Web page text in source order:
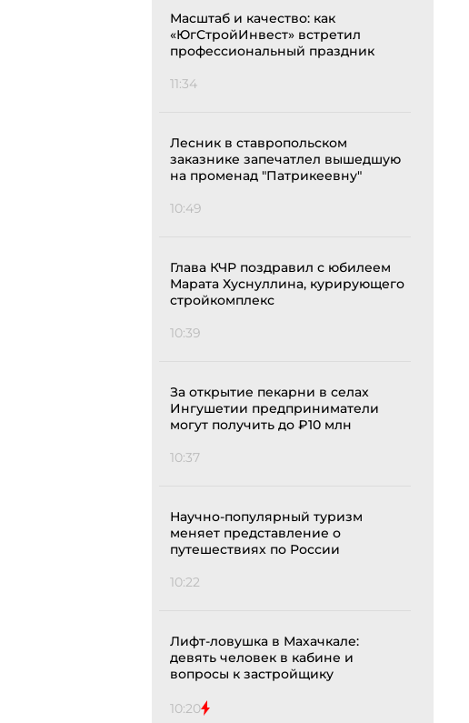
Масштаб и качество: как
«ЮгСтройИнвест» встретил
профессиональный праздник
11:34
Лесник в ставропольском
заказнике запечатлел вышедшую
на променад "Патрикеевну"
10:49
Глава КЧР поздравил с юбилеем
Марата Хуснуллина, курирующего
стройкомплекс
10:39
За открытие пекарни в селах
Ингушетии предприниматели
могут получить до ₽10 млн
10:37
Научно-популярный туризм
меняет представление о
путешествиях по России
10:22
Лифт-ловушка в Махачкале:
девять человек в кабине и
вопросы к застройщику
10:20